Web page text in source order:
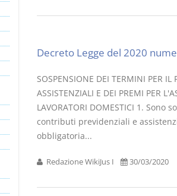
Decreto Legge del 2020
SOSPENSIONE DEI TERMINI PER
ASSISTENZIALI E DEI PREMI PER
LAVORATORI DOMESTICI 1.
contributi previdenziali e
obbligatoria...
Redazione WikiJus I 30/03/2020